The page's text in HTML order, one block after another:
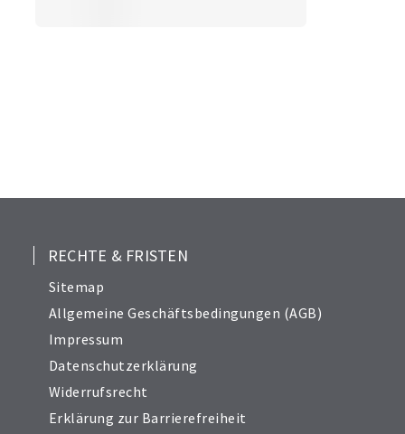
RECHTE & FRISTEN
Sitemap
Allgemeine Geschäftsbedingungen (AGB)
Impressum
Datenschutzerklärung
Widerrufsrecht
Erklärung zur Barrierefreiheit